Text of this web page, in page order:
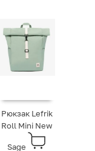
Рюкзак Lefrik
Roll Mini New
Sage